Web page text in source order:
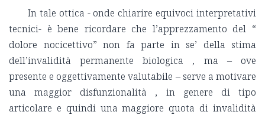
In tale ottica - onde chiarire equivoci interpretativi
tecnici- è bene ricordare che l’apprezzamento del “
dolore nocicettivo” non fa parte in se’ della stima
dell’invalidità permanente biologica , ma – ove
presente e oggettivamente valutabile – serve a motivare
una maggior disfunzionalità , in genere di tipo
articolare e quindi una maggiore quota di invalidità